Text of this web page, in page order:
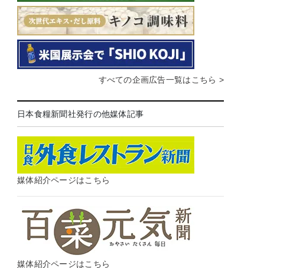
すべての企画広告一覧はこちら >
日本食糧新聞社発行の他媒体記事
媒体紹介ページはこちら
媒体紹介ページはこちら